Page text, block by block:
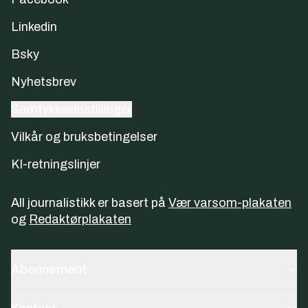
Linkedin
Bsky
Nyhetsbrev
Vilkår og bruksbetingelser
KI-retningslinjer
All journalistikk er basert på Vær varsom-plakaten
og Redaktørplakaten